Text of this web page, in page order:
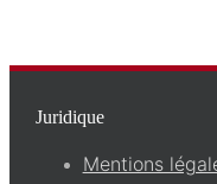
Juridique
Mentions